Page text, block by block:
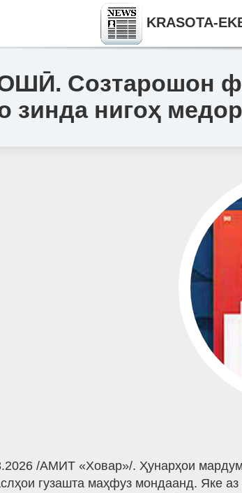
Созтарошон
зинда нигоҳ
/АМИТ «Ховар»/. Ҳунарҳои
гузашта маҳфуз мондаанд. Яке
KRASOTA-